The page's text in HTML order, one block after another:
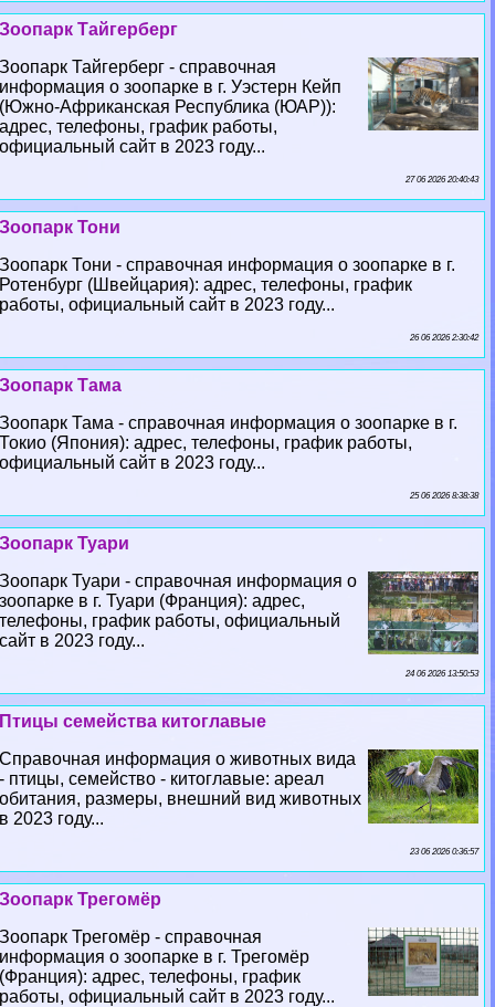
Зоопарк Тайгерберг
Зоопарк Тайгерберг - справочная
информация о зоопарке в г. Уэстерн Кейп
(Южно-Африканская Республика (ЮАР)):
адрес, телефоны, график работы,
официальный сайт в 2023 году...
27 06 2026 20:40:43
Зоопарк Тони
Зоопарк Тони - справочная информация о зоопарке в г.
Ротенбург (Швейцария): адрес, телефоны, график
работы, официальный сайт в 2023 году...
26 06 2026 2:30:42
Зоопарк Тама
Зоопарк Тама - справочная информация о зоопарке в г.
Токио (Япония): адрес, телефоны, график работы,
официальный сайт в 2023 году...
25 06 2026 8:38:38
Зоопарк Туари
Зоопарк Туари - справочная информация о
зоопарке в г. Туари (Франция): адрес,
телефоны, график работы, официальный
сайт в 2023 году...
24 06 2026 13:50:53
Птицы семейства китоглавые
Справочная информация о животных вида
- птицы, семейство - китоглавые: ареал
обитания, размеры, внешний вид животных
в 2023 году...
23 06 2026 0:36:57
Зоопарк Трегомёр
Зоопарк Трегомёр - справочная
информация о зоопарке в г. Трегомёр
(Франция): адрес, телефоны, график
работы, официальный сайт в 2023 году...